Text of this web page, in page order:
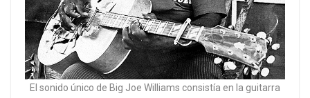
El sonido único de Big Joe Williams consistía en la guitarra